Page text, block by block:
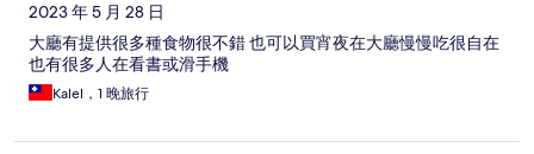
2023 年 5 月 28 日
大廳有提供很多種食物很不錯 也可以買宵夜在大廳慢慢吃很自在
也有很多人在看書或滑手機
Kalel，1 晚旅行